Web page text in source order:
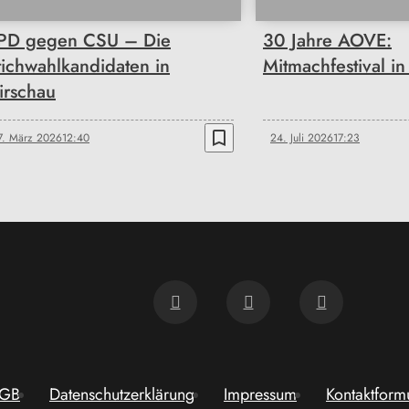
gegen CSU – Die
in
März 202612:40 bookmark_border
30 Jahre AOVE:
Mitmachfestival
24. Juli 202617:23
Datenschutzerklärung Impressum